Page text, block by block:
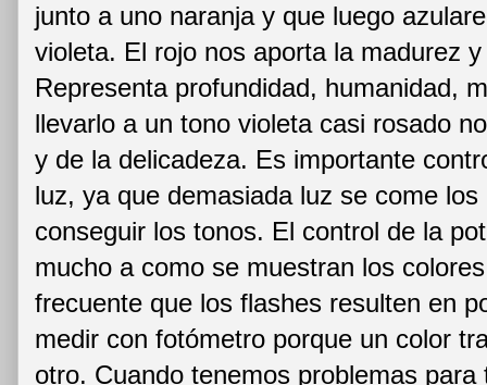
junto a uno naranja y que luego
violeta. El rojo nos aporta la madurez
Representa profundidad, humanidad,
llevarlo a un tono violeta casi rosado
y de la delicadeza. Es importante
luz, ya que demasiada luz se come
conseguir los tonos. El control de la
mucho a como se muestran los
frecuente que los flashes resulten en
medir con fotómetro porque un color
otro. Cuando tenemos problemas